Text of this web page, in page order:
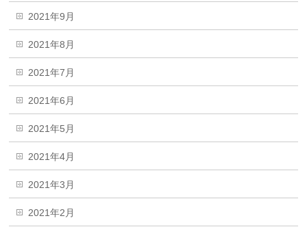
2021年9月
2021年8月
2021年7月
2021年6月
2021年5月
2021年4月
2021年3月
2021年2月